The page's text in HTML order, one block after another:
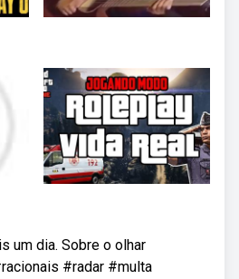
um dia. Sobre o olhar
#radar #multa